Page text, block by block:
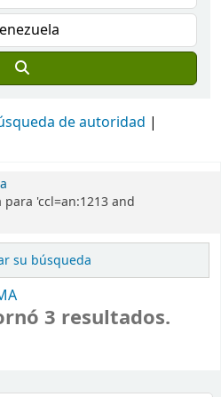
de autoridad
'ccl=an:1213 and
su búsqueda
3 resultados.